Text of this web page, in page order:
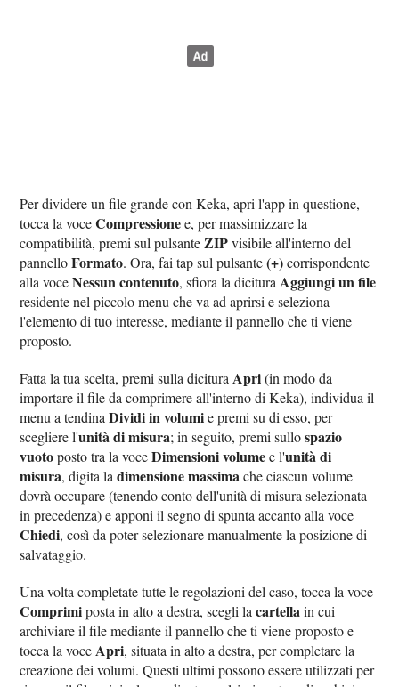
Per dividere un file grande con Keka, apri l'app in questione,
tocca la voceCompressionee, per massimizzare la
compatibilità, premi sul pulsante ZIPvisibile all'interno del
pannelloFormato. Ora, fai tap sul pulsante(+)corrispondente
alla voceNessun contenuto, sfiora la dicitura Aggiungi un file
residente nel piccolo menu che va ad aprirsi e seleziona
l'elemento di tuo interesse, mediante il pannello che ti viene
proposto.
Fatta la tua scelta, premi sulla dicitura Apri(in modo da
importare il file da comprimere all'interno di Keka), individua il
menu a tendinaDividi in volumie premi su di esso, per
scegliere l'unità di misura; in seguito, premi sullospazio
vuotoposto tra la voceDimensioni volumee l'unità di
misura, digita ladimensione massimache ciascun volume
dovrà occupare (tenendo conto dell'unità di misura selezionata
in precedenza) e apponi il segno di spunta accanto alla voce
Chiedi, così da poter selezionare manualmente la posizione di
salvataggio.
Una volta completate tutte le regolazioni del caso, tocca la voce
Comprimiposta in alto a destra, scegli lacartellain cui
archiviare il file mediante il pannello che ti viene proposto e
tocca la voce Apri, situata in alto a destra, per completare la
creazione dei volumi. Questi ultimi possono essere utilizzati per